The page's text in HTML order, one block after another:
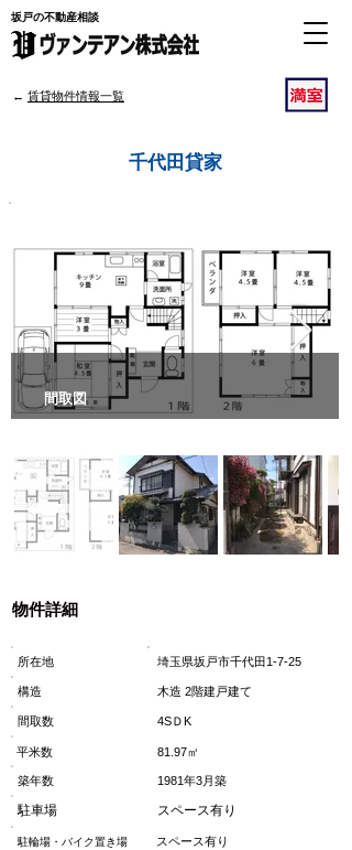
坂戸の不動産相談
​← 賃貸物件情報一覧
千代田貸家
間取図
物件詳細
所在地 埼玉県坂戸市千代田1-7-25
構造 木造 2階建戸建て
間取数 4SＤK
平米数 81.97㎡
築年数 1981年3月築
駐車場 スペース有り
駐輪場・バイク置き場 スペース有り